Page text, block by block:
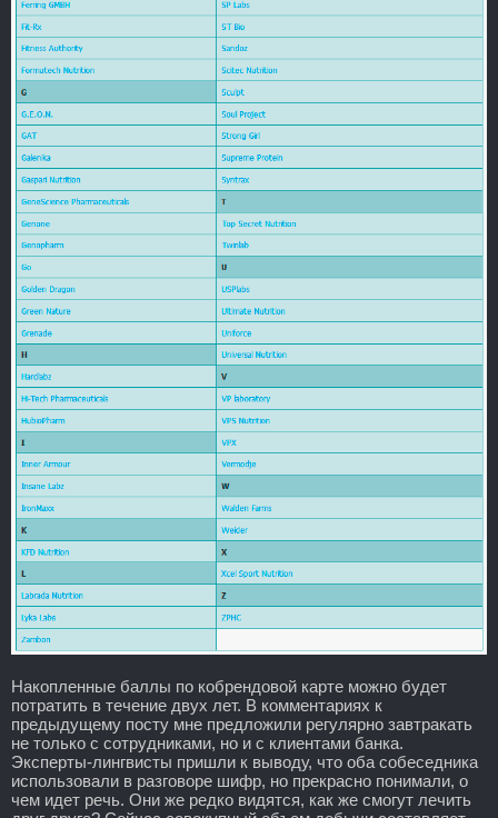
Накопленные баллы по кобрендовой карте можно будет
потратить в течение двух лет. В комментариях к
предыдущему посту мне предложили регулярно завтракать
не только с сотрудниками, но и с клиентами банка.
Эксперты-лингвисты пришли к выводу, что оба собеседника
использовали в разговоре шифр, но прекрасно понимали, о
чем идет речь. Они же редко видятся, как же смогут лечить